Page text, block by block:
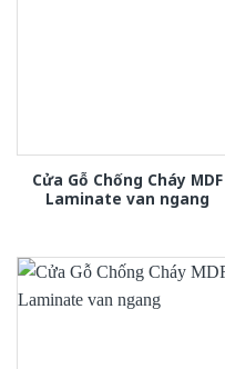
Cửa Gỗ Chống Cháy MDF
Laminate van ngang